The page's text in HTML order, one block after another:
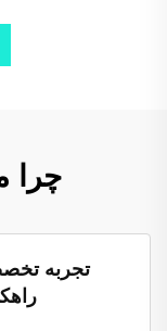
چرا
تجربه